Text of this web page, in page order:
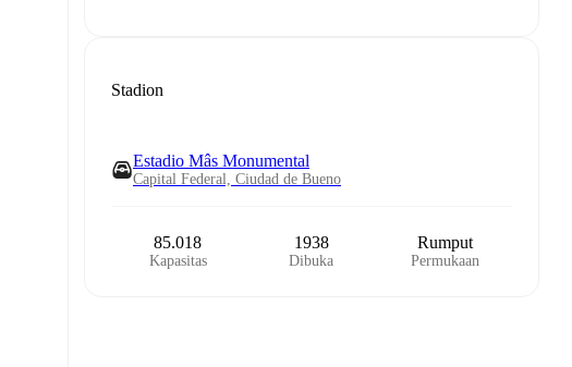
Stadion
Estadio Mâs Monumental
Capital Federal, Ciudad de Bueno
85.018
Kapasitas
1938
Dibuka
Rumput
Permukaan